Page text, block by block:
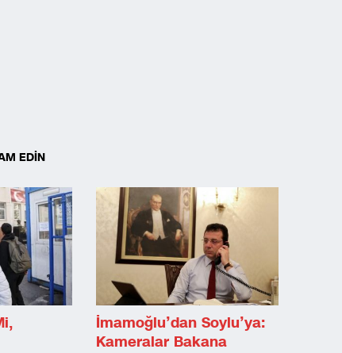
EDİN
İmamoğlu’dan Soylu’ya:
Kameralar Bakana